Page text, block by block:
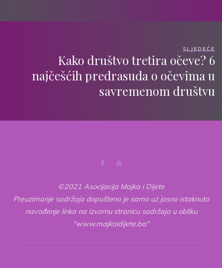
SLJEDEĆE
Kako društvo tretira očeve? 6
najčešćih predrasuda o očevima u
savremenom društvu
©2021 Asocijacija Majka i Dijete
Preuzimanje sadržaja dopušteno je samo uz jasno istaknuto
navođenje linka na izvornu stranicu sadržaja u obliku
"www.majkaidijete.ba"